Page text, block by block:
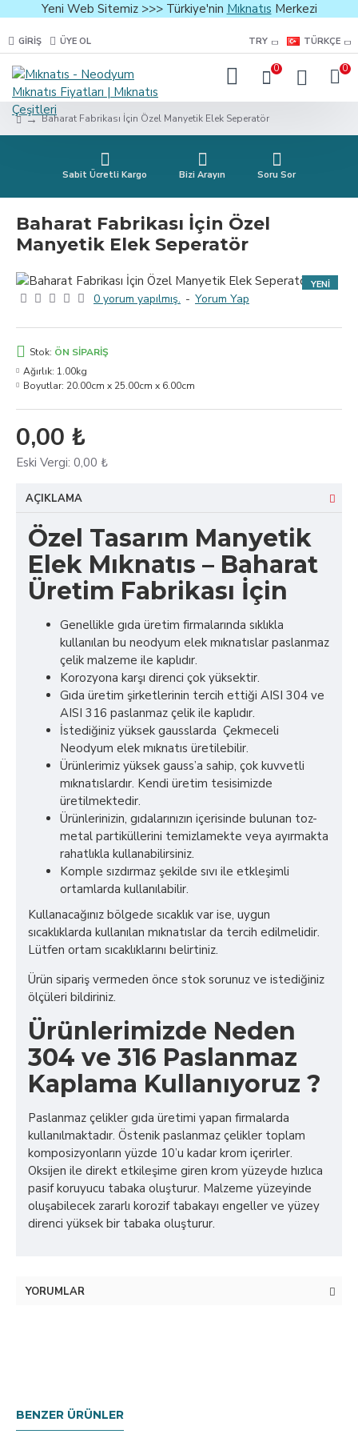
Yeni Web Sitemiz >>> Türkiye'nin Mıknatıs Merkezi
GIRIŞ ÜYE OL TRY TÜRKÇE
0 0
Baharat Fabrikası İçin Özel Manyetik Elek Seperatör
Sabit Ücretli Kargo Bizi Arayın Soru Sor
Baharat Fabrikası İçin Özel
Manyetik Elek Seperatör
YENI
0 yorum yapılmış. - Yorum Yap
0,00 ₺
Eski Vergi: 0,00 ₺
Stok: ÖN SIPARIŞ
Ağırlık: 1.00kg
Boyutlar: 20.00cm x 25.00cm x 6.00cm
AÇIKLAMA
Özel Tasarım Manyetik
Elek Mıknatıs – Baharat
Üretim Fabrikası İçin
Genellikle gıda üretim firmalarında sıklıkla
kullanılan bu neodyum elek mıknatıslar paslanmaz
çelik malzeme ile kaplıdır.
Korozyona karşı direnci çok yüksektir.
Gıda üretim şirketlerinin tercih ettiği AISI 304 ve
AISI 316 paslanmaz çelik ile kaplıdır.
İstediğiniz yüksek gausslarda Çekmeceli
Neodyum elek mıknatıs üretilebilir.
Ürünlerimiz yüksek gauss’a sahip, çok kuvvetli
mıknatıslardır. Kendi üretim tesisimizde
üretilmektedir.
Ürünlerinizin, gıdalarınızın içerisinde bulunan toz-
metal partiküllerini temizlamekte veya ayırmakta
rahatlıkla kullanabilirsiniz.
Komple sızdırmaz şekilde sıvı ile etkleşimli
ortamlarda kullanılabilir.
Kullanacağınız bölgede sıcaklık var ise, uygun
sıcaklıklarda kullanılan mıknatıslar da tercih edilmelidir.
Lütfen ortam sıcaklıklarını belirtiniz.
Ürün sipariş vermeden önce stok sorunuz ve istediğiniz
ölçüleri bildiriniz.
Ürünlerimizde Neden
304 ve 316 Paslanmaz
Kaplama Kullanıyoruz ?
Paslanmaz çelikler gıda üretimi yapan firmalarda
kullanılmaktadır. Östenik paslanmaz çelikler toplam
komposizyonların yüzde 10’u kadar krom içerirler.
Oksijen ile direkt etkileşime giren krom yüzeyde hızlıca
pasif koruyucu tabaka oluşturur. Malzeme yüzeyinde
oluşabilecek zararlı korozif tabakayı engeller ve yüzey
direnci yüksek bir tabaka oluşturur.
YORUMLAR
BENZER ÜRÜNLER